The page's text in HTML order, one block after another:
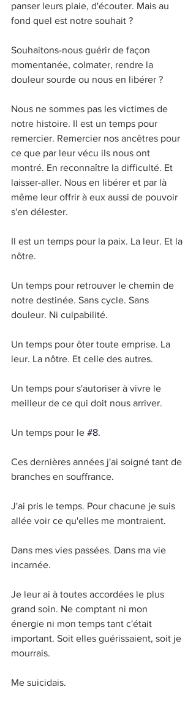
panser leurs plaie, d'écouter. Mais au
fond quel est notre souhait ?
Souhaitons-nous guérir de façon
momentanée, colmater, rendre la
douleur sourde ou nous en libérer ?
Nous ne sommes pas les victimes de
notre histoire. Il est un temps pour
remercier. Remercier nos ancêtres pour
ce que par leur vécu ils nous ont
montré. En reconnaître la difficulté. Et
laisser-aller. Nous en libérer et par là
même leur offrir à eux aussi de pouvoir
s'en délester.
Il est un temps pour la paix. La leur. Et la
nôtre.
Un temps pour retrouver le chemin de
notre destinée. Sans cycle. Sans
douleur. Ni culpabilité.
Un temps pour ôter toute emprise. La
leur. La nôtre. Et celle des autres.
Un temps pour s'autoriser à vivre le
meilleur de ce qui doit nous arriver.
Un temps pour le #8.
Ces dernières années j'ai soigné tant de
branches en souffrance.
J'ai pris le temps. Pour chacune je suis
allée voir ce qu'elles me montraient.
Dans mes vies passées. Dans ma vie
incarnée.
Je leur ai à toutes accordées le plus
grand soin. Ne comptant ni mon
énergie ni mon temps tant c'était
important. Soit elles guérissaient, soit je
mourrais.
Me suicidais.